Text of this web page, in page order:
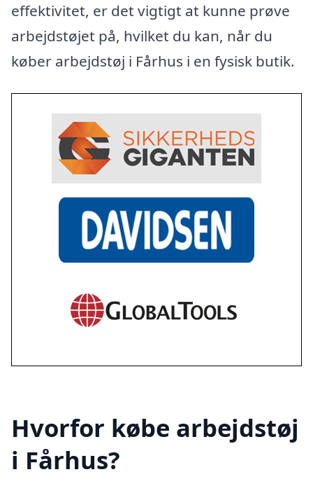
effektivitet, er det vigtigt at kunne prøve
arbejdstøjet på, hvilket du kan, når du
køber arbejdstøj i Fårhus i en fysisk butik.
Hvorfor købe arbejdstøj
i Fårhus?